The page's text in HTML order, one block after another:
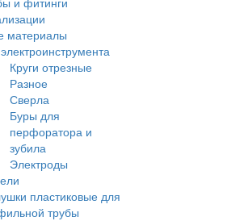
материалы
Круги отрезные
Разное
Сверла
Буры для
перфоратора и
зубила
Электроды
пластиковые для
трубы